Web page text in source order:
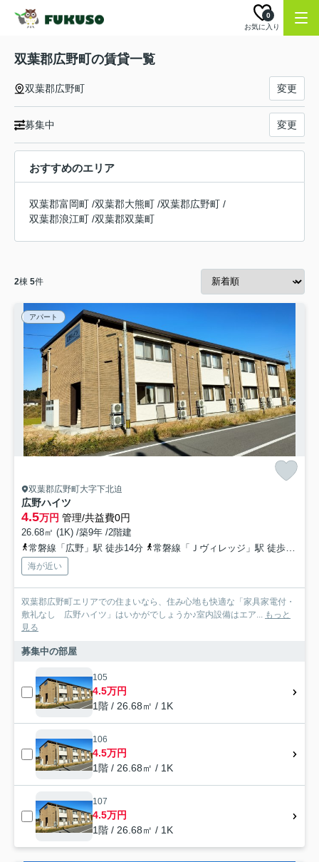
お気に入り
0
双葉郡広野町の賃貸一覧
双葉郡広野町 変更
募集中 変更
おすすめのエリア
双葉郡富岡町 /双葉郡大熊町 /双葉郡広野町 /
双葉郡浪江町 /双葉郡双葉町
2棟 5件
アパート
双葉郡広野町大字下北迫
広野ハイツ
4.5万円 管理/共益費0円
26.68㎡ (1K) /築9年 /2階建
常磐線「広野」駅 徒歩14分
常磐線「Ｊヴィレッジ」駅 徒歩39分
海が近い
双葉郡広野町エリアでの住まいなら、住み心地も快適な「家具家電付・
敷礼なし 広野ハイツ」はいかがでしょうか♪室内設備はエア... もっと
見る
募集中の部屋
105
4.5万円
1階 / 26.68㎡ / 1K
106
4.5万円
1階 / 26.68㎡ / 1K
107
4.5万円
1階 / 26.68㎡ / 1K